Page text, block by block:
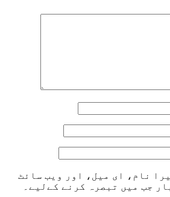
نام، ای میل، اور ویب سائٹ
جب میں تبصرہ کرنے کےلیے۔